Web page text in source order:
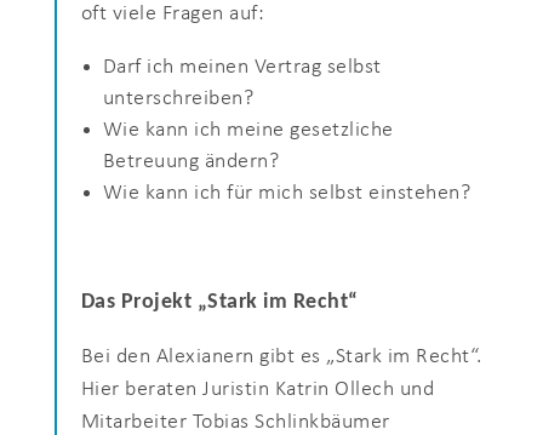
oft viele Fragen auf:
Darf ich meinen Vertrag selbst
unterschreiben?
Wie kann ich meine gesetzliche
Betreuung ändern?
Wie kann ich für mich selbst einstehen?
Das Projekt „Stark im Recht“
Bei den Alexianern gibt es „Stark im Recht“.
Hier beraten Juristin Katrin Ollech und
Mitarbeiter Tobias Schlinkbäumer